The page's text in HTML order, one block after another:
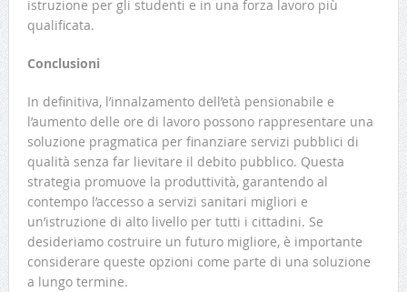
istruzione per gli studenti e in una forza lavoro più
qualificata.
Conclusioni
In definitiva, l’innalzamento dell’età pensionabile e
l’aumento delle ore di lavoro possono rappresentare una
soluzione pragmatica per finanziare servizi pubblici di
qualità senza far lievitare il debito pubblico. Questa
strategia promuove la produttività, garantendo al
contempo l’accesso a servizi sanitari migliori e
un’istruzione di alto livello per tutti i cittadini. Se
desideriamo costruire un futuro migliore, è importante
considerare queste opzioni come parte di una soluzione
a lungo termine.